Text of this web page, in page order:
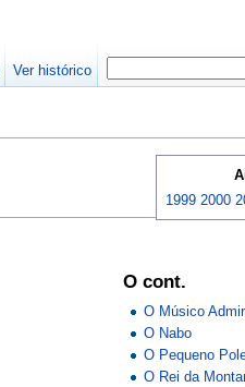
1999 2000
O cont.
O Músico
O Nabo
O Pequeno
O Rei da
Ver histórico